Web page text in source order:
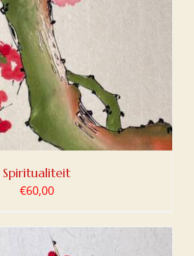
Spiritualiteit
€60,00